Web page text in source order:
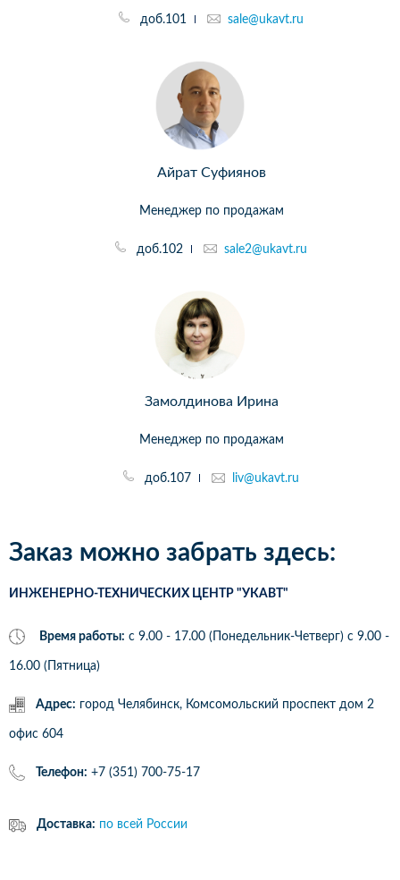
доб.101 sale@ukavt.ru
Айрат Суфиянов
Менеджер по продажам
доб.102 sale2@ukavt.ru
Замолдинова Ирина
Менеджер по продажам
доб.107 liv@ukavt.ru
Заказ можно забрать здесь:
ИНЖЕНЕРНО-ТЕХНИЧЕСКИХ ЦЕНТР "УКАВТ"
Время работы: с 9.00 - 17.00 (Понедельник-Четверг) c 9.00 -
16.00 (Пятница)
Адрес: город Челябинск, Комсомольский проспект дом 2
офис 604
Телефон: +7 (351) 700-75-17
Доставка: по всей России